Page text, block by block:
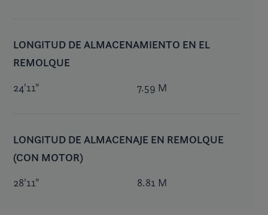
LONGITUD DE ALMACENAMIENTO EN EL
REMOLQUE
24'11" 7.59 M
LONGITUD DE ALMACENAJE EN REMOLQUE
(CON MOTOR)
28'11" 8.81 M